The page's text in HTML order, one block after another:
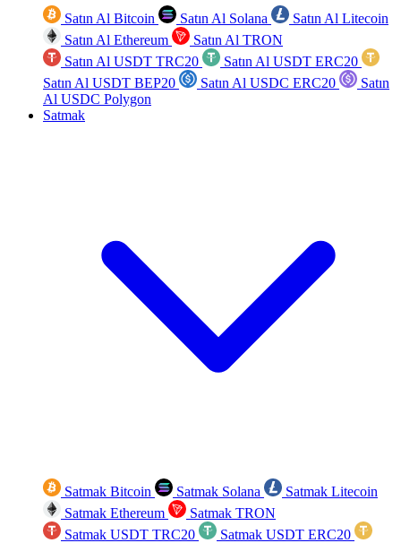
Satın Al Bitcoin Satın Al Solana
Satın Al Litecoin
Satın Al Ethereum
Satın Al TRON
Satın Al USDT TRC20
Satın Al USDT ERC20
Satın Al USDT BEP20
Satın Al USDC ERC20
Satın
Al USDC Polygon
Satmak
Satmak Bitcoin Satmak Solana
Satmak Litecoin
Satmak Ethereum
Satmak TRON
Satmak USDT TRC20
Satmak USDT ERC20